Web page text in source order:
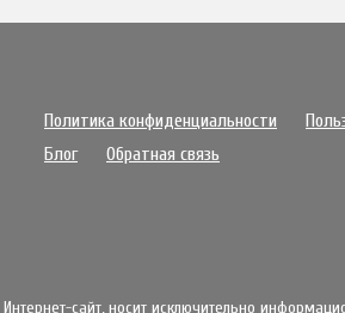
Политика конфиденциальности
Блог
Обратная связь
сайт, носит исключительно